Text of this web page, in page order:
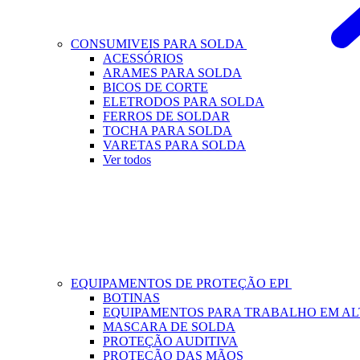
CONSUMIVEIS PARA SOLDA
ACESSÓRIOS
ARAMES PARA SOLDA
BICOS DE CORTE
ELETRODOS PARA SOLDA
FERROS DE SOLDAR
TOCHA PARA SOLDA
VARETAS PARA SOLDA
Ver todos
EQUIPAMENTOS DE PROTEÇÃO EPI
BOTINAS
EQUIPAMENTOS PARA TRABALHO EM
MASCARA DE SOLDA
PROTEÇÃO AUDITIVA
PROTEÇÃO DAS MÃOS